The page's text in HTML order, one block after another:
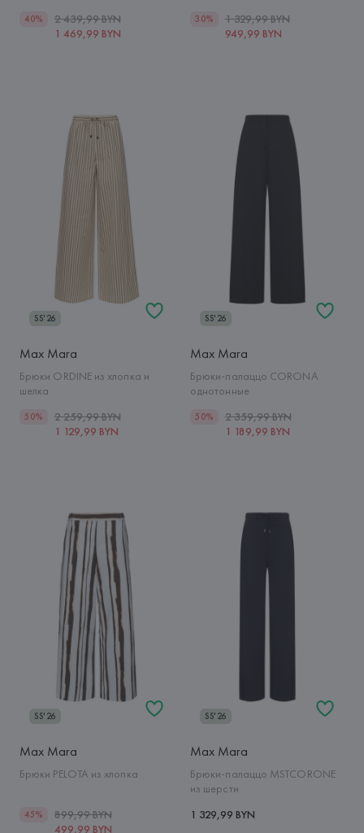
40%
2 439,99 BYN
1 469,99 BYN
30%
1 329,99 BYN
949,99 BYN
SS'26
Max Mara
Брюки ORDINE из хлопка и
шелка
50%
2 259,99 BYN
1 129,99 BYN
SS'26
Max Mara
Брюки-палаццо CORONA
однотонные
50%
2 359,99 BYN
1 189,99 BYN
SS'26
Max Mara
Брюки PELOTA из хлопка
45%
899,99 BYN
499,99 BYN
SS'26
Max Mara
Брюки-палаццо MSTCORONE
из шерсти
1 329,99 BYN